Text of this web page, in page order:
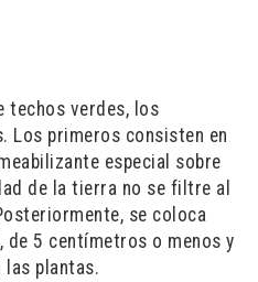
techos verdes, los
Los primeros consisten en
especial sobre
de la tierra no se filtre al
se coloca
de 5 centímetros o menos y
las plantas.